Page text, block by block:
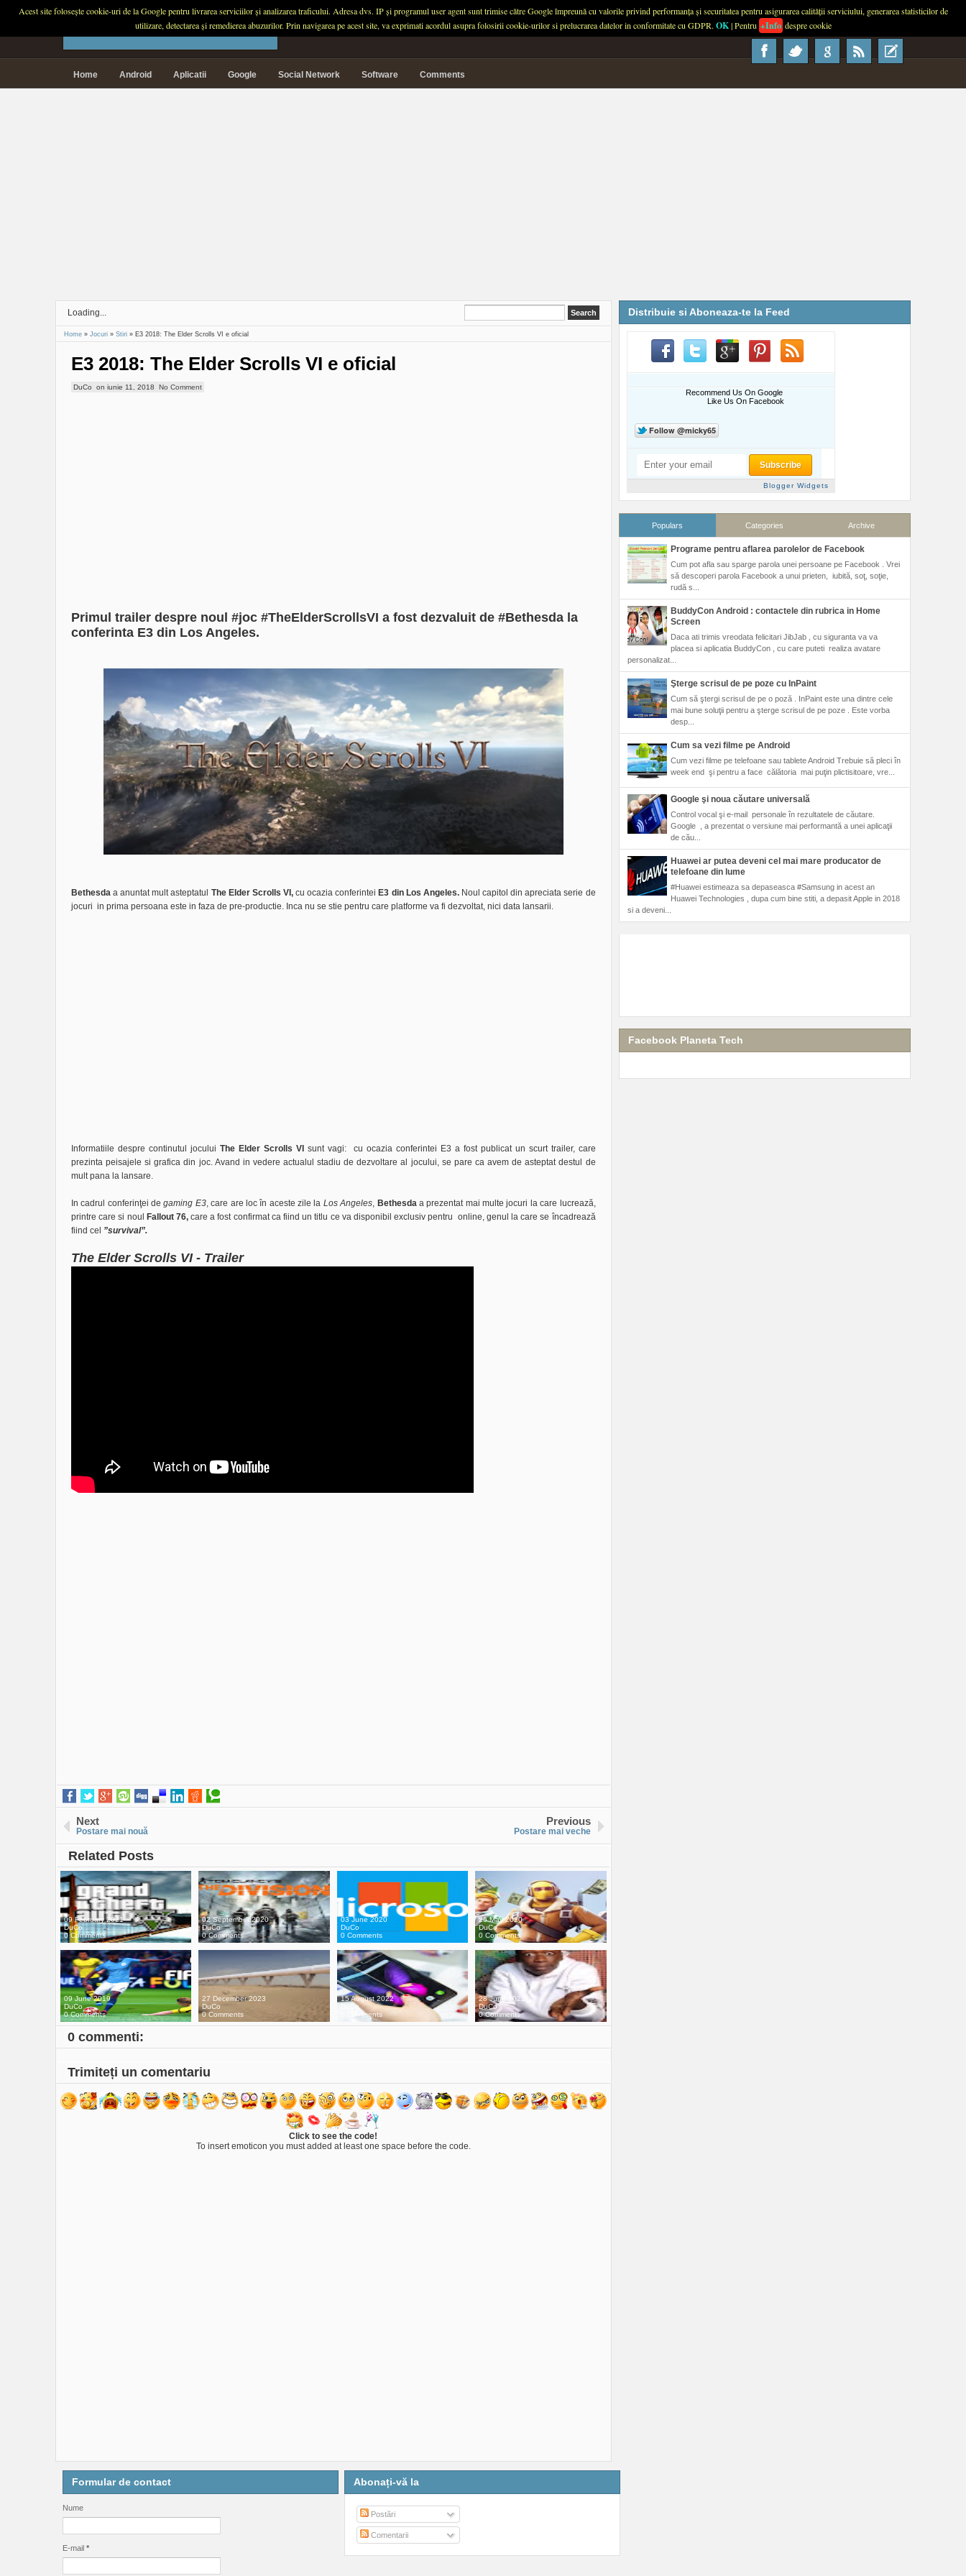
About Contact Advertise Usage
PLANETA TECH
Home Android Aplicatii Google Social Network Software Comments
Loading...
Home » Jocuri » Stiri » E3 2018: The Elder Scrolls VI e oficial
E3 2018: The Elder Scrolls VI e oficial
DuCo on iunie 11, 2018 No Comment
Primul trailer despre noul #joc #TheElderScrollsVI a fost dezvaluit de #Bethesda la
conferinta E3 din Los Angeles.
Bethesdaa anuntat mult asteptatul The Elder Scrolls VI,cu ocazia conferintei E3 din Los Angeles. Noul capitol din apreciata serie de
jocuri in prima persoana este in faza de pre-productie. Inca nu se stie pentru care platforme va fi dezvoltat, nici data lansarii.
Informatiile despre continutul jocului The Elder Scrolls VI sunt vagi: cu ocazia conferintei E3 a fost publicat un scurt trailer, care
prezinta peisajele si grafica din joc. Avand in vedere actualul stadiu de dezvoltare al jocului, se pare ca avem de asteptat destul de
mult pana la lansare.
In cadrul conferinţei degaming E3, care are loc în aceste zile la Los Angeles, Bethesdaa prezentat mai multe jocuri la care lucrează,
printre care si noul
Fallout 76,care a fost confirmat ca fiind un titlu ce va disponibil exclusiv pentru online, genul la care se încadrează
fiind cel ”survival”.
The Elder Scrolls VI - Trailer
Next
Postare mai nouă
Previous
Postare mai veche
Related Posts
09 February 2021
DuCo
0 Comments
02 September 2020
DuCo
0 Comments
03 June 2020
DuCo
0 Comments
25 May 2020
DuCo
0 Comments
09 June 2019
DuCo
0 Comments
27 December 2023
DuCo
0 Comments
15 August 2022
DuCo
0 Comments
28 June 2022
DuCo
0 Comments
0 commenti:
Trimiteți un comentariu
Click to see the code!
To insert emoticon you must added at least one space before the code.
Distribuie si Aboneaza-te la Feed
Recommend Us On Google
Like Us On Facebook
Blogger Widgets
Populars Categories Archive
Programe pentru aflarea parolelor de Facebook
Cum pot afla sau sparge parola unei persoane pe Facebook . Vrei
să descoperi parola Facebook a unui prieten, iubită, soţ, soţie,
rudă s...
BuddyCon Android : contactele din rubrica in Home
Screen
Daca ati trimis vreodata felicitari JibJab , cu siguranta va va
placea si aplicatia BuddyCon , cu care puteti realiza avatare
personalizat...
Şterge scrisul de pe poze cu InPaint
Cum să ştergi scrisul de pe o poză . InPaint este una dintre cele
mai bune soluţii pentru a şterge scrisul de pe poze . Este vorba
desp...
Cum sa vezi filme pe Android
Cum vezi filme pe telefoane sau tablete Android Trebuie să pleci în
week end şi pentru a face călătoria mai puţin plictisitoare, vre...
Google şi noua căutare universală
Control vocal şi e-mail personale în rezultatele de căutare.
Google , a prezentat o versiune mai performantă a unei aplicaţii
de cău...
Huawei ar putea deveni cel mai mare producator de
telefoane din lume
#Huawei estimeaza sa depaseasca #Samsung in acest an
Huawei Technologies , dupa cum bine stiti, a depasit Apple in 2018
si a deveni...
Facebook Planeta Tech
Formular de contact
Nume
E-mail *
Abonați-vă la
Postări
Comentarii
Acest site folosește cookie-uri de la Google pentru livrarea serviciilor și analizarea traficului. Adresa dvs. IP și programul user agent sunt trimise către Google împreună cu valorile privind performanța și securitatea pentru asigurarea calității serviciului, generarea statisticilor de
utilizare, detectarea și remedierea abuzurilor. Prin navigarea pe acest site, va exprimati acordul asupra folosirii cookie-urilor si prelucrarea datelor in conformitate cu GDPR. OK| Pentru +Info despre cookie